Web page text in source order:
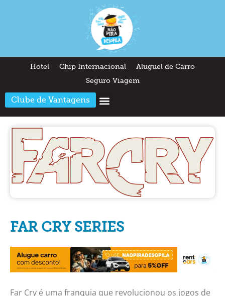
Hotel Chip Internacional
Aluguel de Carro
Seguro Viagem
Clube de Vantagens
FAR CRY SERIES
Far Cry é uma franquia que revolucionou os jogos de